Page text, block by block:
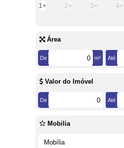
1+ 2+ 3+ 4+
Área
De m² Até
Valor do Imóvel
De Até
Mobilia
Mobília